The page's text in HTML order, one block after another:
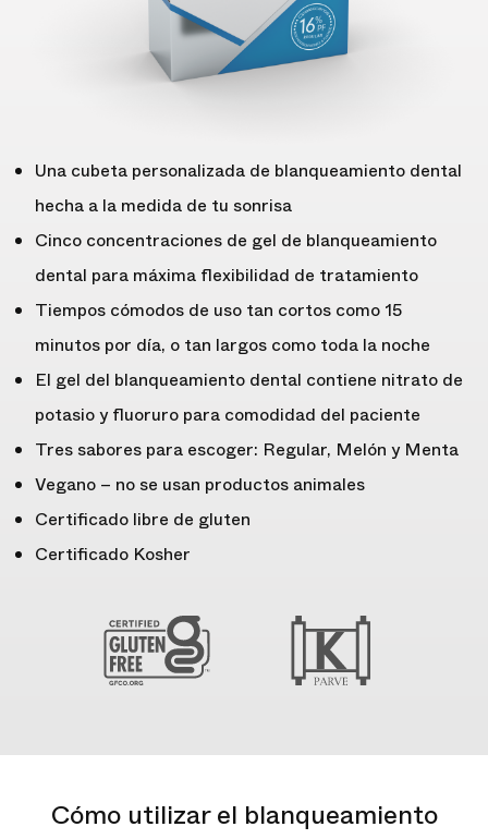
Una cubeta personalizada de blanqueamiento dental
hecha a la medida de tu sonrisa
Cinco concentraciones de gel de blanqueamiento
dental para máxima flexibilidad de tratamiento
Tiempos cómodos de uso tan cortos como 15
minutos por día, o tan largos como toda la noche
El gel del blanqueamiento dental contiene nitrato de
potasio y fluoruro para comodidad del paciente
Tres sabores para escoger: Regular, Melón y Menta
Vegano – no se usan productos animales
Certificado libre de gluten
Certificado Kosher
Cómo utilizar el blanqueamiento